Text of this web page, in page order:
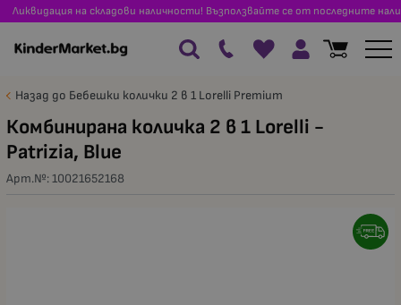
Ликвидация на складови наличности! Възползвайте се от последните
Назад до Бебешки колички 2 в 1 Lorelli Premium
Комбинирана количка 2 в 1 Lorelli -
Patrizia, Blue
Арт.№:10021652168